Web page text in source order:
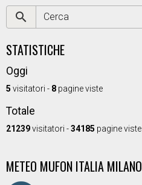
STATISTICHE
Oggi
5 visitatori - 8 pagine viste
Totale
21239visitatori -34185 pagine viste
METEO MUFON ITALIA MILANO